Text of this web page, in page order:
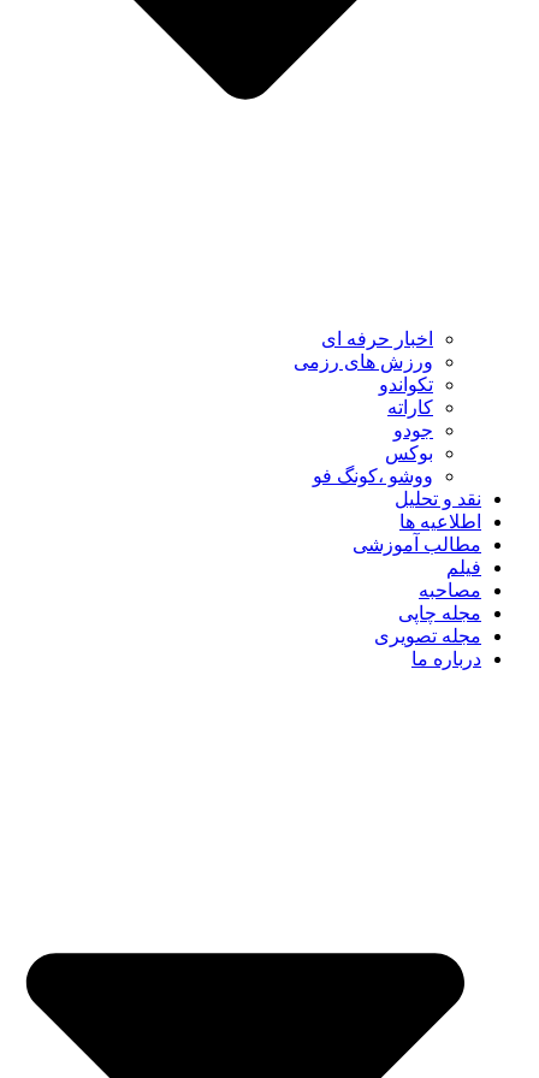
اخبار حرفه ای
ورزش های رزمی
تکواندو
کاراته
جودو
بوکس
ووشو ،کونگ فو
نقد و تحلیل
اطلاعیه ها
مطالب آموزشی
فیلم
مصاحبه
مجله چاپی
مجله تصویری
درباره ما